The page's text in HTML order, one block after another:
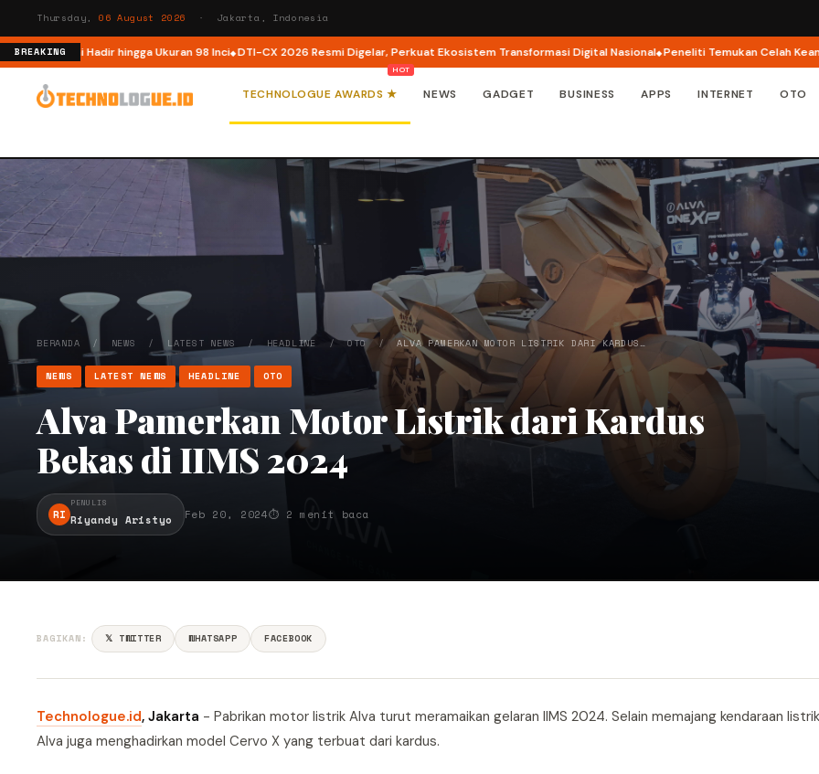
Thursday, 06 August 2026 · Jakarta, Indonesia
BREAKING
hingga Ukuran 98 Inci DTI-CX 2026 Resmi Digelar, Perkuat Ekosistem Transformasi Digital Nasional Peneliti Temukan Celah Keamanan di Apple
TECHNOLOGUE AWARDS ★ NEWS GADGET BUSINESS APPS INTERNET OTO
BERANDA / NEWS / LATEST NEWS /HEADLINE /OTO /ALVA PAMERKAN MOTOR LISTRIK DARI KARDUS…
NEWS LATEST NEWS HEADLINE OTO
Alva Pamerkan Motor Listrik dari Kardus
Bekas di IIMS 2024
RI
PENULIS
Riyandy Aristyo Feb 20, 2024⏱ 2 menit baca
BAGIKAN: 𝕏 TWITTER WHATSAPP FACEBOOK
Technologue.id, Jakarta - Pabrikan motor listrik Alva turut meramaikan gelaran IIMS 2024. Selain memajang kendaraan
Alva juga menghadirkan model Cervo X yang terbuat dari kardus.